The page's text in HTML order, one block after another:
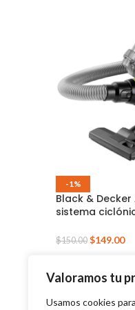
Valoramos tu
Usamos cookies
-1%
Black &
sistema
$150.00 $149.00